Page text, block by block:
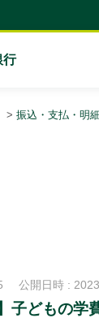
> 振込・支払・明
公開日時 :
子どもの学